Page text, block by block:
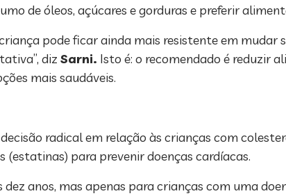
de óleos, açúcares e gorduras e preferir
pode ficar ainda mais resistente em mudar
diz Sarni. Isto é: o recomendado é reduzir
mais saudáveis.
radical em relação às crianças com
(estatinas) para prevenir doenças cardíacas.
anos, mas apenas para crianças com uma